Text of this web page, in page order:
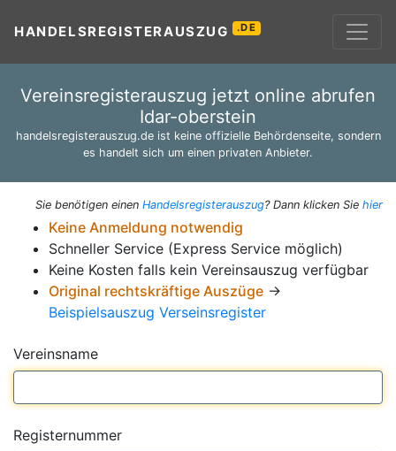
HANDELSREGISTERAUSZUG .DE
Vereinsregisterauszug jetzt online abrufen
Idar-oberstein
handelsregisterauszug.de ist keine offizielle Behördenseite, sondern
es handelt sich um einen privaten Anbieter.
Sie benötigen einen Handelsregisterauszug? Dann klicken Sie hier
Keine Anmeldung notwendig
Schneller Service (Express Service möglich)
Keine Kosten falls kein Vereinsauszug verfügbar
Original rechtskräftige Auszüge →
Beispielsauszug Verseinsregister
Vereinsname
Registernummer